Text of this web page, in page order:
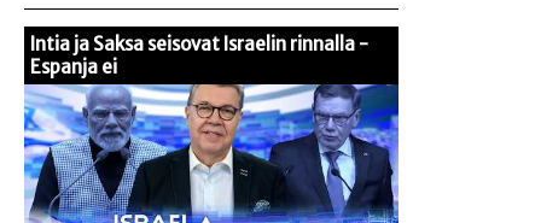
Intia ja Saksa seisovat Israelin rinnalla -
Espanja ei